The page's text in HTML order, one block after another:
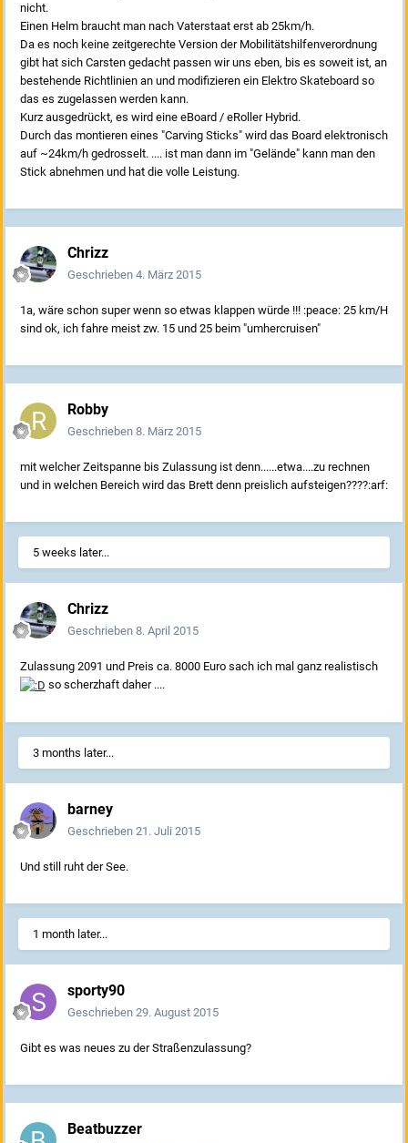
nicht.
Einen Helm braucht man nach Vaterstaat erst ab 25km/h.
Da es noch keine zeitgerechte Version der Mobilitätshilfenverordnung
gibt hat sich Carsten gedacht passen wir uns eben, bis es soweit ist, an
bestehende Richtlinien an und modifizieren ein Elektro Skateboard so
das es zugelassen werden kann.
Kurz ausgedrückt, es wird eine eBoard / eRoller Hybrid.
Durch das montieren eines "Carving Sticks" wird das Board elektronisch
auf ~24km/h gedrosselt. .... ist man dann im "Gelände" kann man den
Stick abnehmen und hat die volle Leistung.
Chrizz
Geschrieben 4. März 2015
1a, wäre schon super wenn so etwas klappen würde !!! :peace: 25 km/H
sind ok, ich fahre meist zw. 15 und 25 beim "umhercruisen"
Robby
Geschrieben 8. März 2015
mit welcher Zeitspanne bis Zulassung ist denn......etwa....zu rechnen
und in welchen Bereich wird das Brett denn preislich aufsteigen????:arf:
5 weeks later...
Chrizz
Geschrieben 8. April 2015
Zulassung 2091 und Preis ca. 8000 Euro sach ich mal ganz realistisch
so scherzhaft daher ....
3 months later...
barney
Geschrieben 21. Juli 2015
Und still ruht der See.
1 month later...
sporty90
Geschrieben 29. August 2015
Gibt es was neues zu der Straßenzulassung?
Beatbuzzer